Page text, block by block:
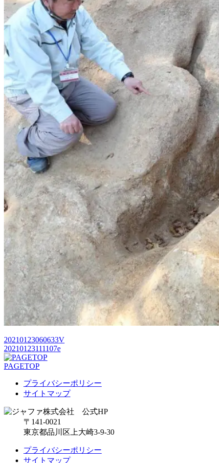
20210123060633V
20210123111107e
PAGETOP
プライバシーポリシー
サイトマップ
〒141-0021
東京都品川区上大崎3-9-30
プライバシーポリシー
サイトマップ